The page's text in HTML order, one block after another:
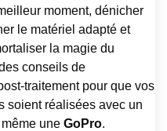
moment, dénicher
le matériel adapté et
la magie du
conseils de
traitement pour que vos
soient réalisées avec un
une GoPro.